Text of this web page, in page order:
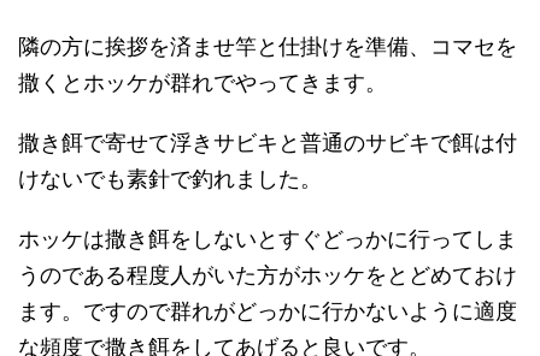
隣の方に挨拶を済ませ竿と仕掛けを準備、コマセを
撒くとホッケが群れでやってきます。
撒き餌で寄せて浮きサビキと普通のサビキで餌は付
けないでも素針で釣れました。
ホッケは撒き餌をしないとすぐどっかに行ってしま
うのである程度人がいた方がホッケをとどめておけ
ます。ですので群れがどっかに行かないように適度
な頻度で撒き餌をしてあげると良いです。